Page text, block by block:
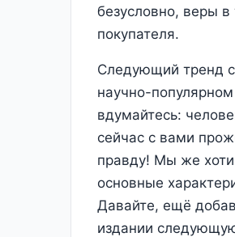
безусловно, веры
покупателя.
Следующий тренд
научно-
вдумайтесь:
сейчас с вами
правду! Мы же
основные
Давайте, ещё
издании